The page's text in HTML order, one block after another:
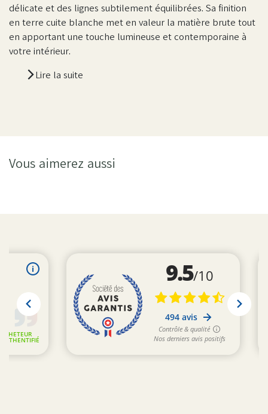
délicate et des lignes subtilement équilibrées. Sa finition
en terre cuite blanche met en valeur la matière brute tout
en apportant une touche lumineuse et contemporaine à
votre intérieur.
Lire la suite
Vous aimerez aussi